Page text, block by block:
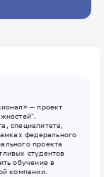
— проект
специалитета,
федерального
проекта
студентов
обучение в
компании.